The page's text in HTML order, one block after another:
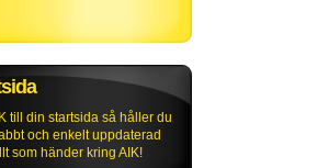
till din startsida så håller du
och enkelt uppdaterad
som händer kring AIK!